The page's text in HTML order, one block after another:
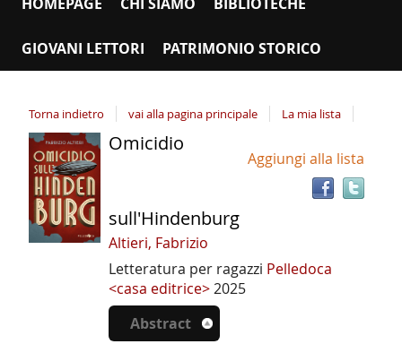
GIOVANI LETTORI PATRIMONIO STORICO
Torna indietro vai alla pagina principale La mia lista
Dettaglio
del
documento
Aggiungi alla lista
Omicidio
sull'Hindenburg
Altieri, Fabrizio
Letteratura per ragazzi Pelledoca
<casa editrice>2025
Abstract